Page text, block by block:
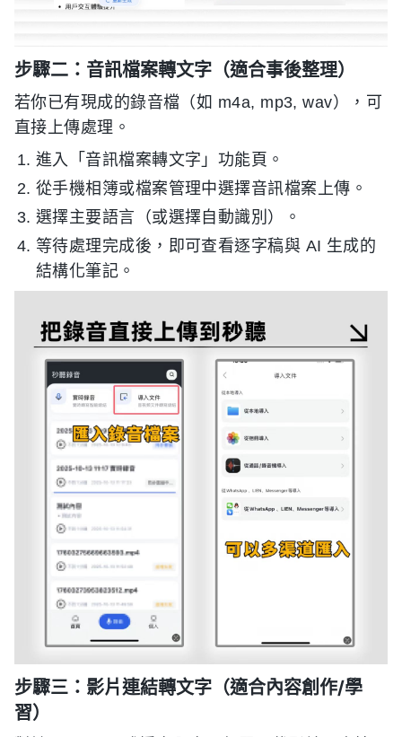
步驟二：音訊檔案轉文字（適合事後整理）
若你已有現成的錄音檔（如 m4a, mp3, wav），可
直接上傳處理。
進入「音訊檔案轉文字」功能頁。
從手機相簿或檔案管理中選擇音訊檔案上傳。
選擇主要語言（或選擇自動識別）。
等待處理完成後，即可查看逐字稿與 AI 生成的
結構化筆記。
步驟三：影片連結轉文字（適合內容創作/學
習）